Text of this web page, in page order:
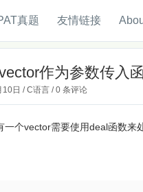
真题 友情链接
作为参数传入
日 /C语言/0 条评论
一个vector需要使用deal函数来